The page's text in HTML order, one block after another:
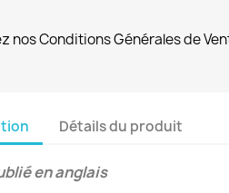
nos Conditions Générales de
Détails du produit
en anglais